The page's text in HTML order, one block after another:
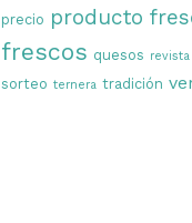
precio producto
frescos quesos revista
sorteo ternera tradición